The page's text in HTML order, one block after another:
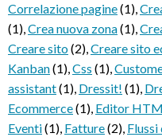
Correlazione pagine(1),
(1),Crea nuova zona(1),
Creare sito(2),Creare sito
Kanban(1),Css (1),
assistant(1), Dressit! (1),
Ecommerce(1), Editor
Eventi(1), Fatture(2),